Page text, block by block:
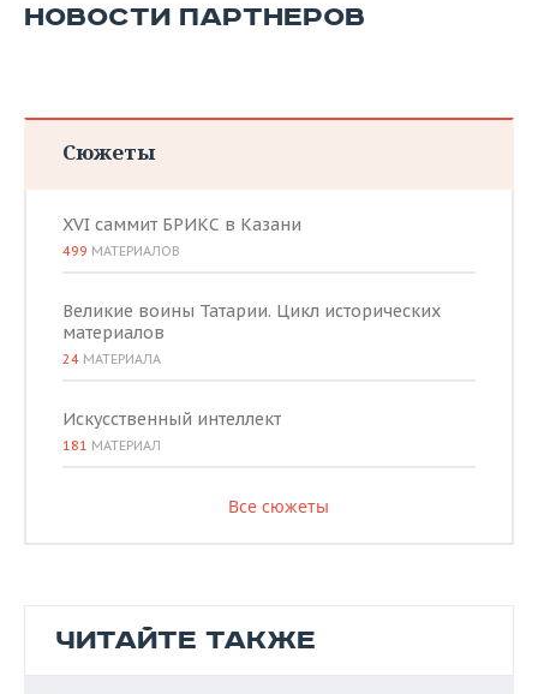
НОВОСТИ ПАРТНЕРОВ
Сюжеты
XVI саммит БРИКС в Казани
499 МАТЕРИАЛОВ
Великие воины Татарии. Цикл исторических
материалов
24 МАТЕРИАЛА
Искусственный интеллект
181 МАТЕРИАЛ
Все сюжеты
ЧИТАЙТЕ ТАКЖЕ